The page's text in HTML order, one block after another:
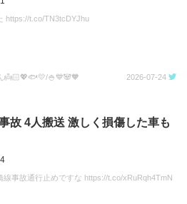
https://t.co/TN3tcDYJhu
👼🏻💖🐟️💛/🍚💙🐼🧡 2026-07-24
故 4人搬送 激しく損傷した車も
線事故通行止めですな https://t.co/xRuRqh4TmN